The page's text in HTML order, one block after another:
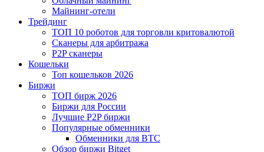
Майнинг-отели
Трейдинг
ТОП 10 роботов для торговли критовалютой
Сканеры для арбитража
P2P сканеры
Кошельки
Топ кошельков 2026
Биржи
ТОП бирж 2026
Биржи для России
Лучшие P2P биржи
Популярные обменники
Обменники для BTC
Обзор биржи Bitget